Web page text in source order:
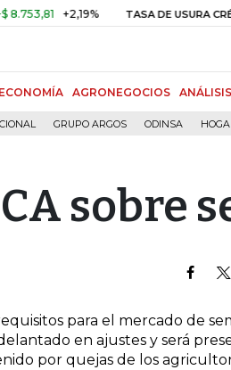
+2,19% TASA DE USURA
AGRONEGOCIOS ANÁLISIS
GRUPO ARGOS ODINSA
sobre
para el mercado de
en ajustes y será
por quejas de los